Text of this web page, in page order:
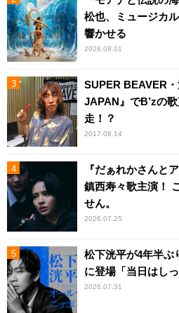
松也、ミュージカ
響かせる
2026.08.01
SUPER BEAVER
JAPAN』でB’zの
走！？
2017.08.14
『だぁれかさんと
鎮西寿々歌主演！
せん。
2026.07.25
松下洸平が4年半ぶ
に登場「当日はし
2026.07.31